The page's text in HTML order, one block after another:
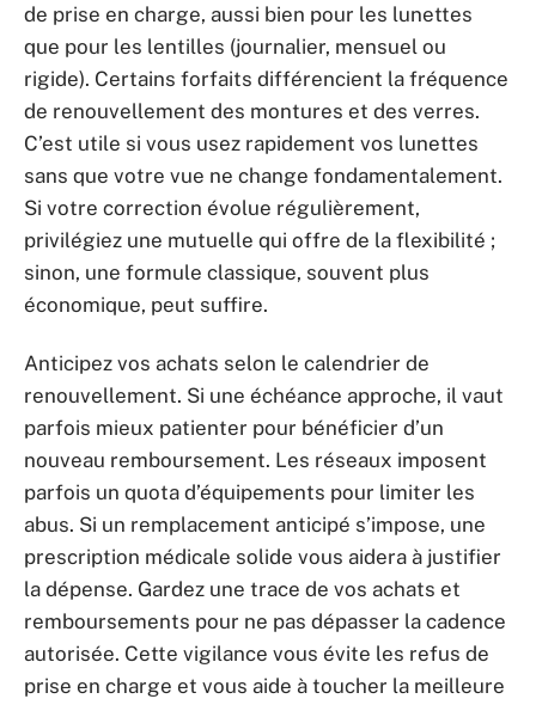
de prise en charge, aussi bien pour les lunettes
que pour les lentilles (journalier, mensuel ou
rigide). Certains forfaits différencient la fréquence
de renouvellement des montures et des verres.
C’est utile si vous usez rapidement vos lunettes
sans que votre vue ne change fondamentalement.
Si votre correction évolue régulièrement,
privilégiez une mutuelle qui offre de la flexibilité ;
sinon, une formule classique, souvent plus
économique, peut suffire.
Anticipez vos achats selon le calendrier de
renouvellement. Si une échéance approche, il vaut
parfois mieux patienter pour bénéficier d’un
nouveau remboursement. Les réseaux imposent
parfois un quota d’équipements pour limiter les
abus. Si un remplacement anticipé s’impose, une
prescription médicale solide vous aidera à justifier
la dépense. Gardez une trace de vos achats et
remboursements pour ne pas dépasser la cadence
autorisée. Cette vigilance vous évite les refus de
prise en charge et vous aide à toucher la meilleure